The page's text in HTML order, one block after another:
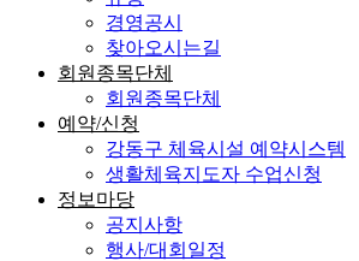
경영공시
찾아오시는길
회원종목단체
회원종목단체
예약/신청
강동구 체육시설 예약시스템
생활체육지도자 수업신청
정보마당
공지사항
행사/대회일정